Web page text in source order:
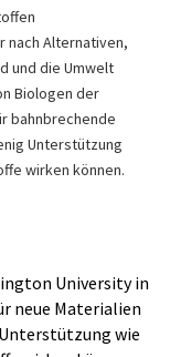
nach Alternativen,
und die Umwelt
Biologen der
bahnbrechende
Unterstützung
wirken können.
University in
neue Materialien
wie